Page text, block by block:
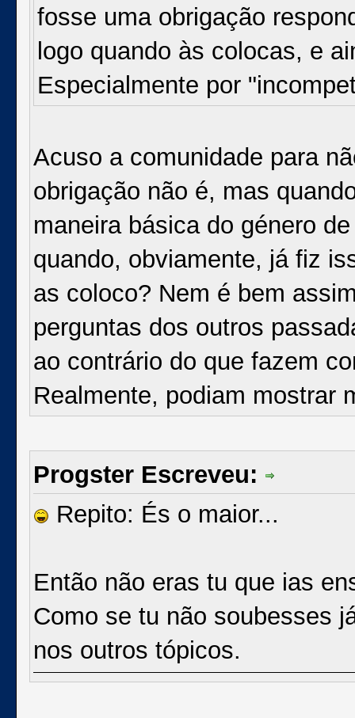
fosse uma obrigação
logo quando às colocas, e
Especialmente por
Acuso a comunidade para
obrigação não é, mas
maneira básica do género
quando, obviamente, já fiz
as coloco? Nem é bem
perguntas dos outros
ao contrário do que fazem
Realmente, podiam mostrar
Progster Escreveu:
Repito: És o maior...
Então não eras tu que ias
Como se tu não soubesses
nos outros tópicos.